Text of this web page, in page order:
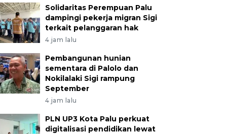
Solidaritas Perempuan Palu
dampingi pekerja migran Sigi
terkait pelanggaran hak
4 jam lalu
Pembangunan hunian
sementara di Palolo dan
Nokilalaki Sigi rampung
September
4 jam lalu
PLN UP3 Kota Palu perkuat
digitalisasi pendidikan lewat